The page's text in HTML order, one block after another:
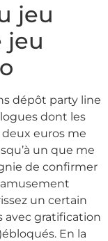
jeu
jeu
dont les
euros me
un que me
de confirmer
amusement
un certain
avec gratification
En la